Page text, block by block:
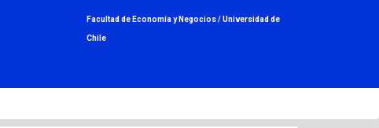
Facultad de Economía y Negocios /Universidad de
Chile